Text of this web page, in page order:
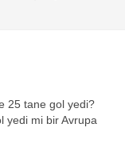
25 tane gol yedi?
yedi mi bir Avrupa